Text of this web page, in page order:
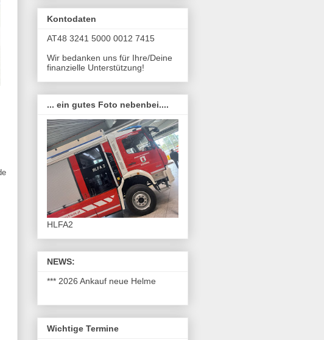
Kontodaten
AT48 3241 5000 0012 7415
Wir bedanken uns für Ihre/Deine
finanzielle Unterstützung!
... ein gutes Foto nebenbei....
HLFA2
NEWS:
*** 2026 Ankauf neue Helme
Wichtige Termine